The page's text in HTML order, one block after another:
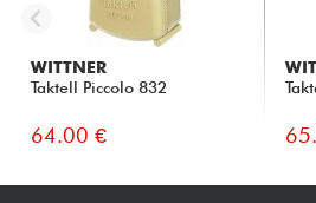
WITTNER
Taktell Piccolo 832
64.00 €